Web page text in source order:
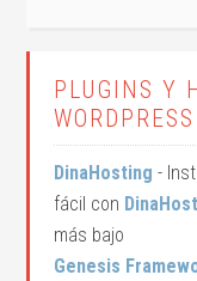
PLUGINS Y
DinaHosting -
fácil con
más bajo
Genesis